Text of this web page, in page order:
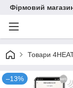
Фірмовий
Товари
–13%